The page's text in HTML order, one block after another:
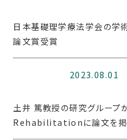
日本基礎理学療法学会の学
論文賞受賞
2023.08.01
土井 篤教授の研究グルー
Rehabilitationに論文を掲